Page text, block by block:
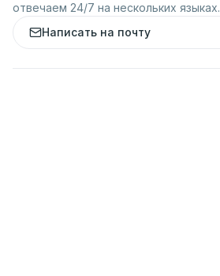
отвечаем 24/7 на нескольких языках.
Написать на почту